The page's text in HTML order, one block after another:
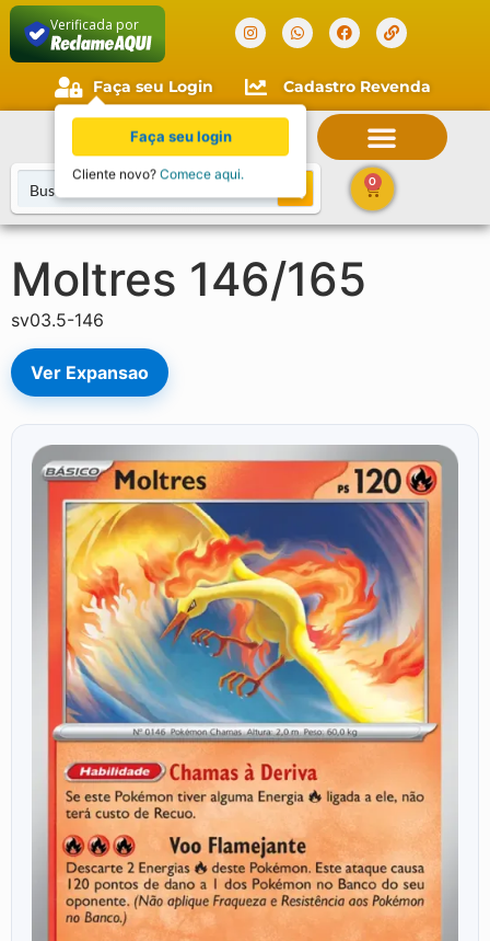
Verificada por
Faça seu Login Cadastro Revenda
0
Moltres 146/165
sv03.5-146
Ver Expansao
Faça seu login
Cliente novo? Comece aqui.